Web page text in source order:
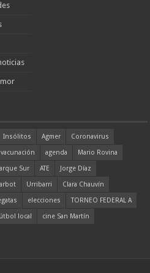
Insólitos Agmer
Coronavirus
vacunación agenda
Mario Rovina
Sur ATE
Jorge Díaz
Urribarri
Clara Chauvín
elecciones
TORNEO FEDERAL A
local cine San Martín